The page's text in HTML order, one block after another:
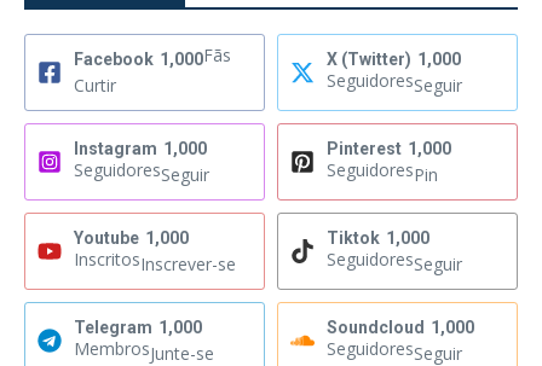
Facebook 1,000Fãs
Curtir
X (Twitter) 1,000
SeguidoresSeguir
Instagram 1,000
SeguidoresSeguir
Pinterest 1,000
SeguidoresPin
Youtube 1,000
InscritosInscrever-se
Tiktok 1,000
SeguidoresSeguir
Telegram 1,000
MembrosJunte-se
Soundcloud 1,000
SeguidoresSeguir